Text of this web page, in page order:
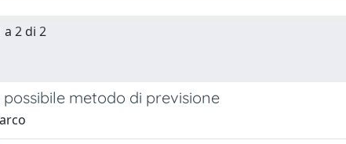
2 di 2
metodo di previsione